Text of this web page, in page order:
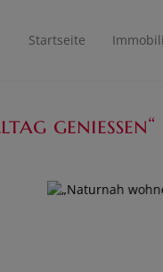
Startseite
genießen“